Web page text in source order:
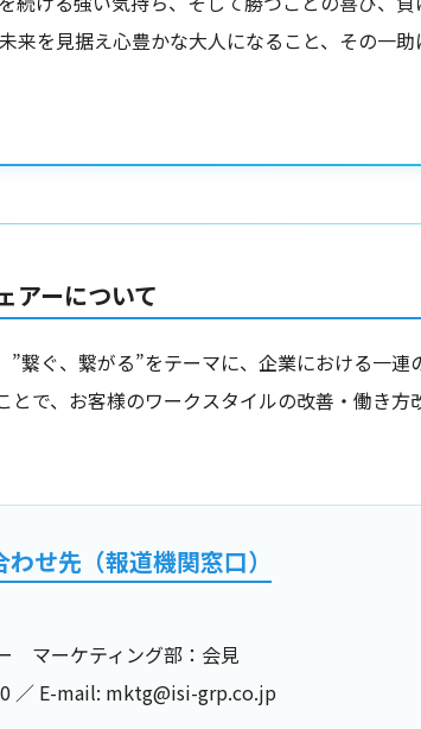
を見据え心豊かな大人になること、その一助
アーについて
繋ぐ、繋がる”をテーマに、企業における一
で、お客様のワークスタイルの改善・働き方
せ先（報道機関窓口）
マーケティング部：会見
／ E-mail: mktg@isi-grp.co.jp